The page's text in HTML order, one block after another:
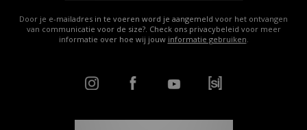
Door je e-mailadres in te voeren word je aangemeld voor het ontvangen
van communicatie voor de size?. Check ons privacybeleid voor meer
informatie over hoe wij jouw informatie gebruiken.